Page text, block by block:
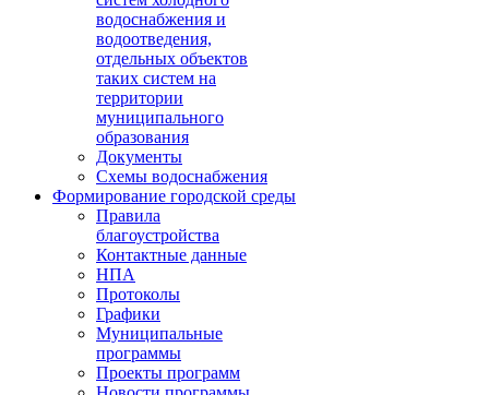
водоснабжения и
водоотведения,
отдельных объектов
таких систем на
территории
муниципального
образования
Документы
Схемы водоснабжения
Формирование городской среды
Правила
благоустройства
Контактные данные
НПА
Протоколы
Графики
Муниципальные
программы
Проекты программ